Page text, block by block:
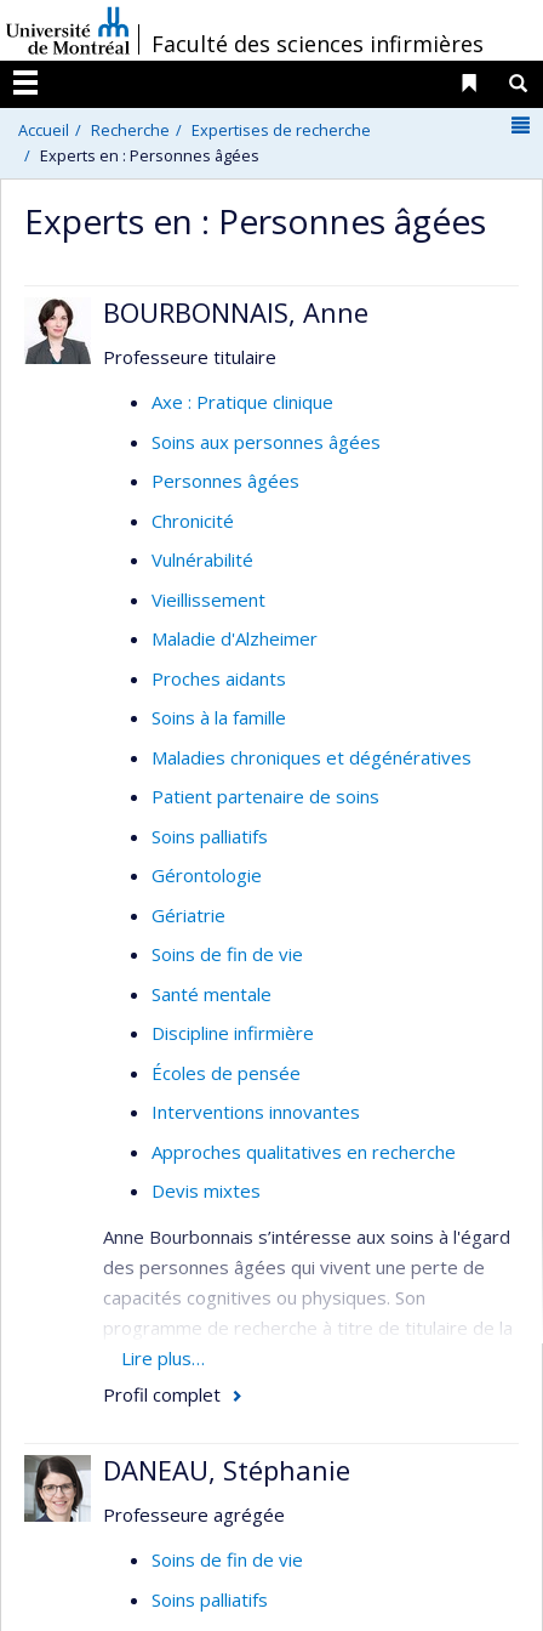
au
contenu
/Faculté des sciences infirmières
Menu
Liens
Accueil Recherche
Expertises de recherche
Experts en : Personnes âgées
Experts en : Personnes âgées
BOURBONNAIS, Anne
Professeure titulaire
Axe : Pratique clinique
Soins aux personnes âgées
Personnes âgées
Chronicité
Vulnérabilité
Vieillissement
Maladie d'Alzheimer
Proches aidants
Soins à la famille
Maladies chroniques et dégénératives
Patient partenaire de soins
Soins palliatifs
Gérontologie
Gériatrie
Soins de fin de vie
Santé mentale
Discipline infirmière
Écoles de pensée
Interventions innovantes
Approches qualitatives en recherche
Devis mixtes
Anne Bourbonnais s’intéresse aux soins à l'égard
des personnes âgées qui vivent une perte de
capacités cognitives ou physiques. Son
programme de recherche à titre de titulaire de la
Chaire de recherche en soins infirmiers à la
personne âgée et à la famille et de la Chaire de
la qualité de vie des personnes âgées vivant avec
un trouble neurocognitif majeur et de leurs
spécifiquement, ses travaux visent à mieux
comprendre l’expérience et les comportements
Lire plus…
Profil complet
DANEAU, Stéphanie
Professeure agrégée
Soins de fin de vie
Soins palliatifs